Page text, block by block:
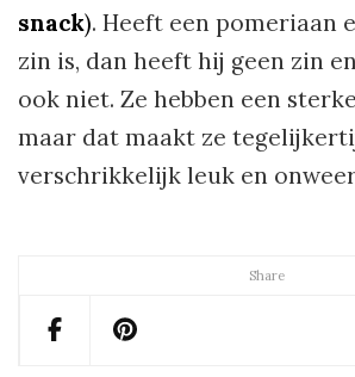
Share
snack). Heeft een pomeriaan
zin is, dan heeft hij geen zin
ook niet. Ze hebben een
maar dat maakt ze
verschrikkelijk leuk en